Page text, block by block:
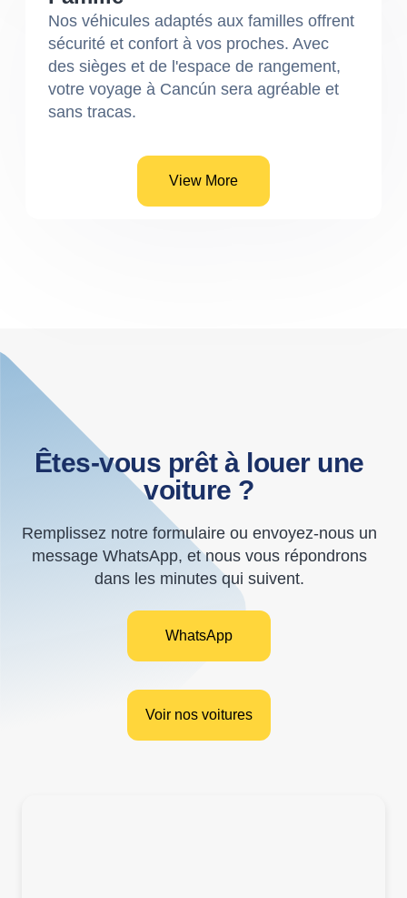
Nos véhicules adaptés aux familles offrent
sécurité et confort à vos proches. Avec
des sièges et de l'espace de rangement,
votre voyage à Cancún sera agréable et
sans tracas.
View More
Êtes-vous prêt à louer une
voiture ?
Remplissez notre formulaire ou envoyez-nous un
message WhatsApp, et nous vous répondrons
dans les minutes qui suivent.
WhatsApp
Voir nos voitures